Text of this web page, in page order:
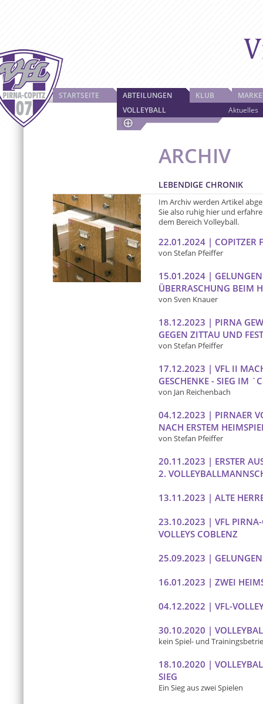
STARTSEITE
ABTEILUNGEN
VOLLEYBALL
Aktuelles
KLUB
ARCHIV
LEBENDIGE CHRONIK
Im Archiv werden Artikel
Sie also ruhig hier und
dem Bereich Volleyball.
22.01.2024 | COPITZER
von Stefan Pfeiffer
15.01.2024 |
ÜBERRASCHUNG BEIM
von Sven Knauer
18.12.2023 | PIRNA
GEGEN ZITTAU UND
von Stefan Pfeiffer
17.12.2023 | VFL II
GESCHENKE - SIEG IM
von Jan Reichenbach
04.12.2023 | PIRNAER
NACH ERSTEM
von Stefan Pfeiffer
20.11.2023 | ERSTER
2.
13.11.2023 | ALTE
23.10.2023 | VFL PIRNA-
VOLLEYS COBLENZ
25.09.2023 |
16.01.2023 | ZWEI
04.12.2022 | VFL-
30.10.2020 |
kein Spiel- und
18.10.2020 |
SIEG
Ein Sieg aus zwei Spielen